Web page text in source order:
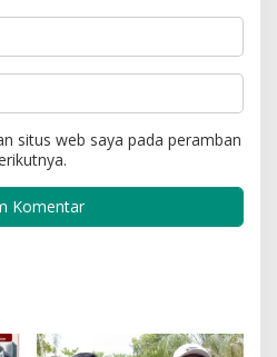
situs web saya pada peramban